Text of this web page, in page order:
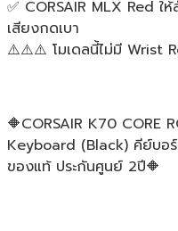
✅ CORSAIR MLX Red
เสียงกดเบา
⚠️⚠️⚠️ โมเดลนี้ไม่มี Wrist
🔶CORSAIR K70 CORE
Keyboard (Black) คีย์บอ
ของแท้ ประกันศูนย์ 2ปี🔶